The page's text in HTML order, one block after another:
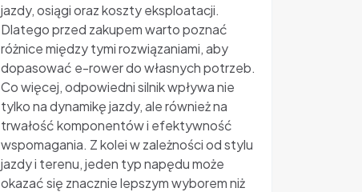
jazdy, osiągi oraz koszty eksploatacji.
Dlatego przed zakupem warto poznać
różnice między tymi rozwiązaniami, aby
dopasować e-rower do własnych potrzeb.
Co więcej, odpowiedni silnik wpływa nie
tylko na dynamikę jazdy, ale również na
trwałość komponentów i efektywność
wspomagania. Z kolei w zależności od stylu
jazdy i terenu, jeden typ napędu może
okazać się znacznie lepszym wyborem niż